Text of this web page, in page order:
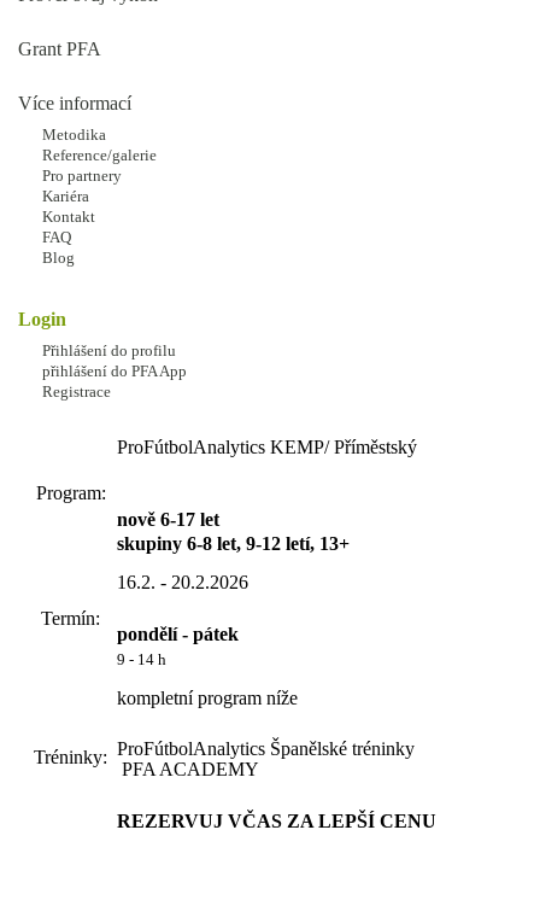
Grant PFA
Více informací
Metodika
Reference/galerie
Pro partnery
Kariéra
Kontakt
FAQ
Blog
Login
Přihlášení do profilu
přihlášení do PFA App
Registrace
PRÁZDNINY 5 dní
PŘÍMĚSTSKÝ - Pražačka
Španělský fotbalový kemp
Zbývá jen
7
míst
Adresa:
sportovní areál Pražačka
Program:
ProFútbolAnalytics KEMP/ Příměstský
nově 6-17 let
skupiny 6-8 let, 9-12 letí, 13+
Termín:
16.2. - 20.2.2026
pondělí - pátek
9 - 14 h
Tréninky:
kompletní program níže
ProFútbolAnalytics Španělské tréninky
PFA ACADEMY
REZERVUJ VČAS ZA LEPŠÍ CENU